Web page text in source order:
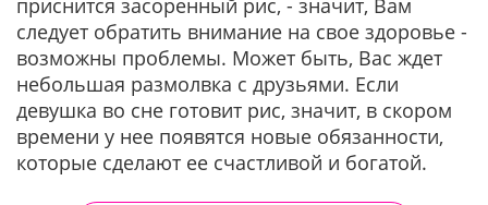
приснится засоренный рис, - значит, Вам
следует обратить внимание на свое здоровье -
возможны проблемы. Может быть, Вас ждет
небольшая размолвка с друзьями. Если
девушка во сне готовит рис, значит, в скором
времени у нее появятся новые обязанности,
которые сделают ее счастливой и богатой.